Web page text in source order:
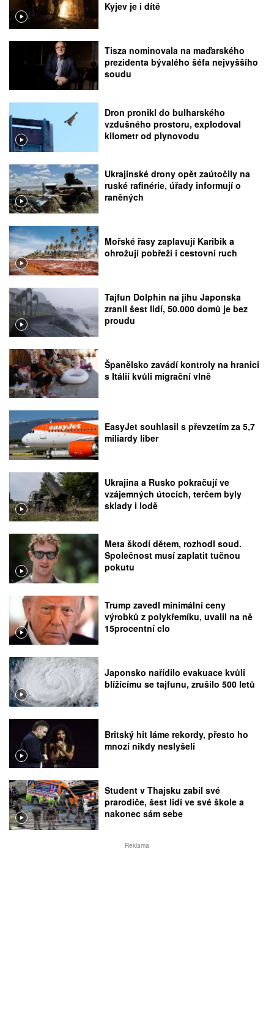
Kyjev je i dítě
Tisza nominovala na maďarského
prezidenta bývalého šéfa nejvyššího
soudu
Dron pronikl do bulharského
vzdušného prostoru, explodoval
kilometr od plynovodu
Ukrajinské drony opět zaútočily na
ruské rafinérie, úřady informují o
raněných
Mořské řasy zaplavují Karibik a
ohrožují pobřeží i cestovní ruch
Tajfun Dolphin na jihu Japonska
zranil šest lidí, 50.000 domů je bez
proudu
Španělsko zavádí kontroly na hranici
s Itálií kvůli migrační vlně
EasyJet souhlasil s převzetím za 5,7
miliardy liber
Ukrajina a Rusko pokračují ve
vzájemných útocích, terčem byly
sklady i lodě
Meta škodí dětem, rozhodl soud.
Společnost musí zaplatit tučnou
pokutu
Trump zavedl minimální ceny
výrobků z polykřemíku, uvalil na ně
15procentní clo
Japonsko nařídilo evakuace kvůli
blížícímu se tajfunu, zrušilo 500 letů
Britský hit láme rekordy, přesto ho
mnozí nikdy neslyšeli
Student v Thajsku zabil své
prarodiče, šest lidí ve své škole a
nakonec sám sebe
Reklama